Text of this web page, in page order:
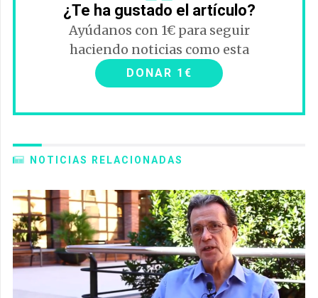
¿Te ha gustado el artículo?
Ayúdanos con 1€ para seguir
haciendo noticias como esta
DONAR 1€
NOTICIAS RELACIONADAS